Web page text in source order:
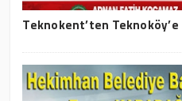
Teknokent’ten Teknoköy’e